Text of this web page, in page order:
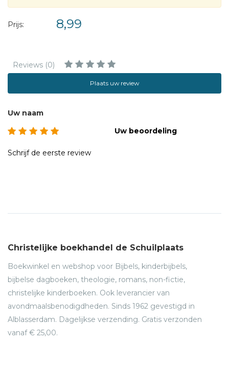
Prijs: 8,99
Reviews (0)
Plaats uw review
Uw naam
Uw beoordeling
Schrijf de eerste review
Christelijke boekhandel de Schuilplaats
Boekwinkel en webshop voor Bijbels, kinderbijbels,
bijbelse dagboeken, theologie, romans, non-fictie,
christelijke kinderboeken. Ook leverancier van
avondmaalsbenodigdheden. Sinds 1962 gevestigd in
Alblasserdam. Dagelijkse verzending. Gratis verzonden
vanaf € 25,00.